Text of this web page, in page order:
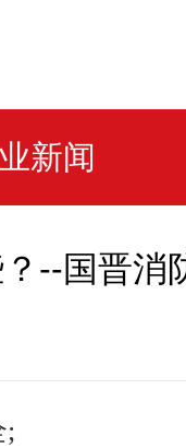
新闻
--国晋消
;